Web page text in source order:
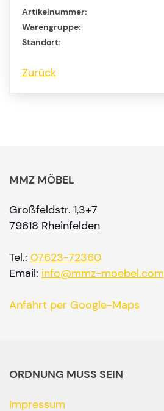
Artikelnummer:
Warengruppe:
Standort:
Zurück
MMZ MÖBEL
Großfeldstr. 1,3+7
79618 Rheinfelden
Tel.: 07623-72360
Email: info@mmz-moebel.com
Anfahrt per Google-Maps
ORDNUNG MUSS SEIN
Impressum